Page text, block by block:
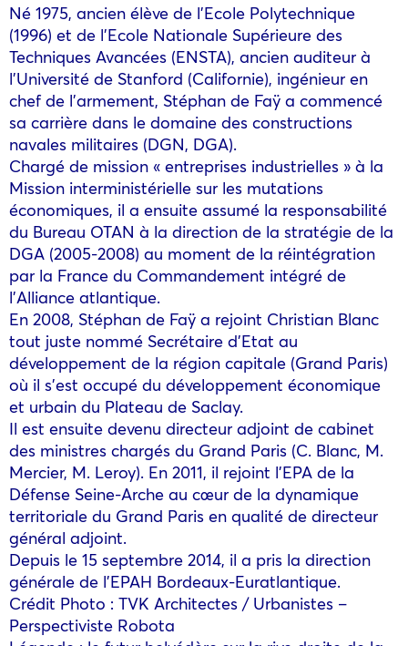
Né 1975, ancien élève de l’Ecole Polytechnique
(1996) et de l’Ecole Nationale Supérieure des
Techniques Avancées (ENSTA), ancien auditeur à
l’Université de Stanford (Californie), ingénieur en
chef de l’armement, Stéphan de Faÿ a commencé
sa carrière dans le domaine des constructions
navales militaires (DGN, DGA).
Chargé de mission « entreprises industrielles » à la
Mission interministérielle sur les mutations
économiques, il a ensuite assumé la responsabilité
du Bureau OTAN à la direction de la stratégie de la
DGA (2005-2008) au moment de la réintégration
par la France du Commandement intégré de
l’Alliance atlantique.
En 2008, Stéphan de Faÿ a rejoint Christian Blanc
tout juste nommé Secrétaire d’Etat au
développement de la région capitale (Grand Paris)
où il s’est occupé du développement économique
et urbain du Plateau de Saclay.
Il est ensuite devenu directeur adjoint de cabinet
des ministres chargés du Grand Paris (C. Blanc, M.
Mercier, M. Leroy). En 2011, il rejoint l’EPA de la
Défense Seine-Arche au cœur de la dynamique
territoriale du Grand Paris en qualité de directeur
général adjoint.
Depuis le 15 septembre 2014, il a pris la direction
générale de l’EPAH Bordeaux-Euratlantique.
Crédit Photo : TVK Architectes / Urbanistes –
Perspectiviste Robota